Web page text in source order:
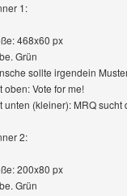
1:
468x60 px
Grün
sollte irgendein
oben: Vote for me!
unten (kleiner): MRQ sucht
2:
200x80 px
Grün